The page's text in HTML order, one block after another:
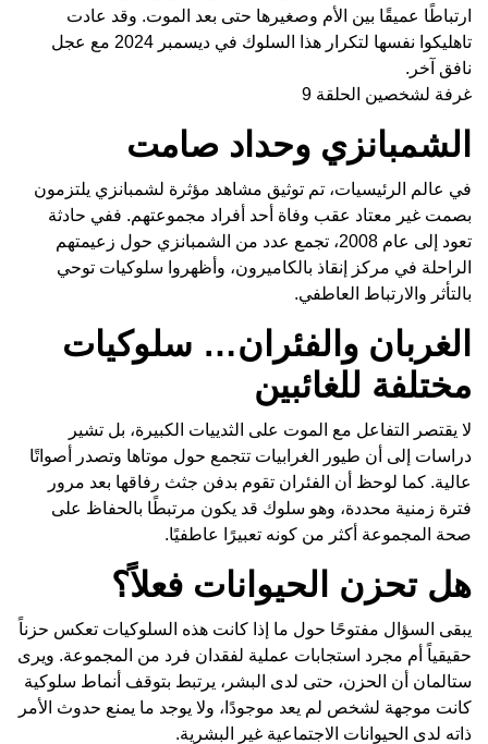
ارتباطًا عميقًا بين الأم وصغيرها حتى بعد الموت. وقد عادت
تاهليكوا نفسها لتكرار هذا السلوك في ديسمبر 2024 مع عجل
نافق آخر.
غرفة لشخصين الحلقة 9
الشمبانزي وحداد صامت
في عالم الرئيسيات، تم توثيق مشاهد مؤثرة لشمبانزي يلتزمون
بصمت غير معتاد عقب وفاة أحد أفراد مجموعتهم. ففي حادثة
تعود إلى عام 2008، تجمع عدد من الشمبانزي حول زعيمتهم
الراحلة في مركز إنقاذ بالكاميرون، وأظهروا سلوكيات توحي
بالتأثر والارتباط العاطفي.
الغربان والفئران… سلوكيات
مختلفة للغائبين
لا يقتصر التفاعل مع الموت على الثدييات الكبيرة، بل تشير
دراسات إلى أن طيور الغرابيات تتجمع حول موتاها وتصدر أصواتًا
عالية. كما لوحظ أن الفئران تقوم بدفن جثث رفاقها بعد مرور
فترة زمنية محددة، وهو سلوك قد يكون مرتبطًا بالحفاظ على
صحة المجموعة أكثر من كونه تعبيرًا عاطفيًا.
هل تحزن الحيوانات فعلاً؟
يبقى السؤال مفتوحًا حول ما إذا كانت هذه السلوكيات تعكس حزناً
حقيقياً أم مجرد استجابات عملية لفقدان فرد من المجموعة. ويرى
ستالمان أن الحزن، حتى لدى البشر، يرتبط بتوقف أنماط سلوكية
كانت موجهة لشخص لم يعد موجودًا، ولا يوجد ما يمنع حدوث الأمر
ذاته لدى الحيوانات الاجتماعية غير البشرية.